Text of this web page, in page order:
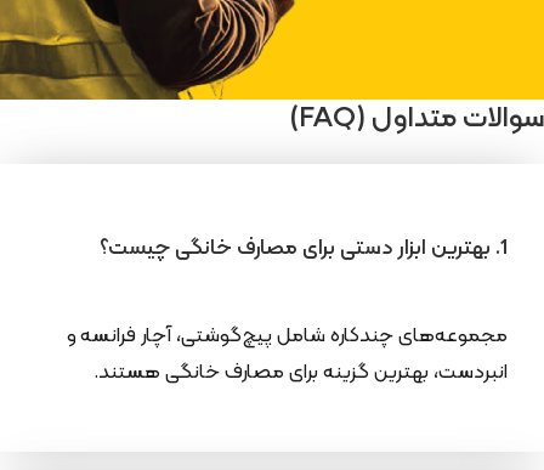
سوالات متداول (FAQ)
1. بهترین ابزار دستی برای مصارف خانگی چیست؟
مجموعه‌های چندکاره شامل پیچ‌گوشتی، آچار فرانسه و
انبردست، بهترین گزینه برای مصارف خانگی هستند.